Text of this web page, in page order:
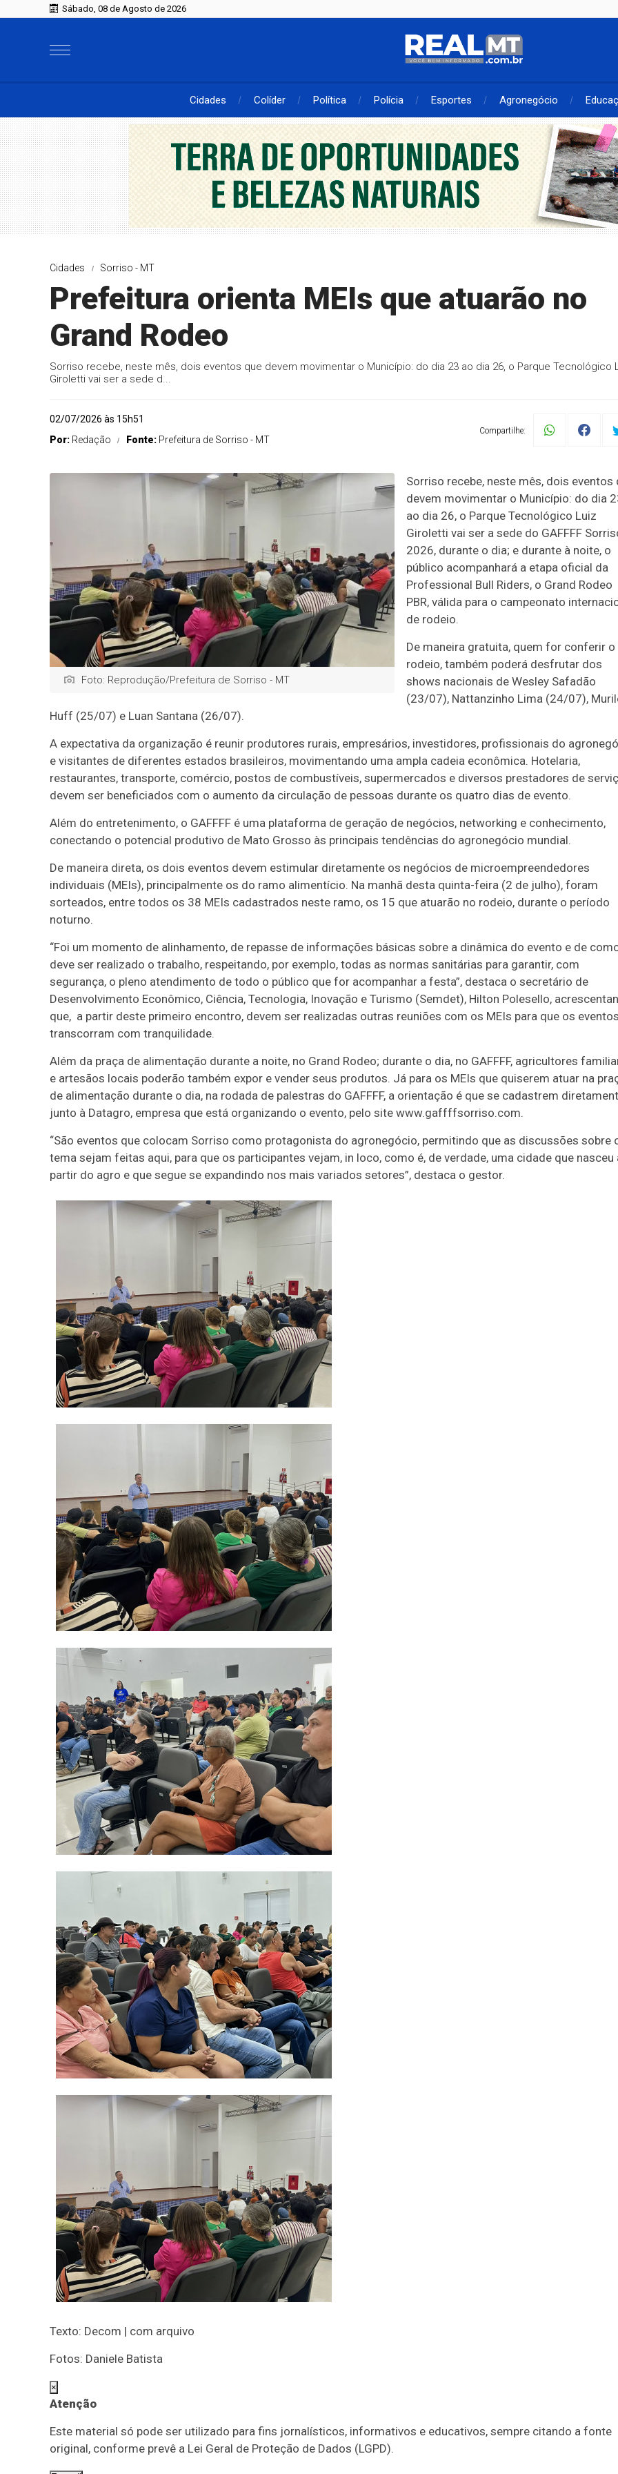
Sábado, 08 de Agosto de 2026
Cidades Colíder Política Polícia Esportes Agronegócio
Cidades Sorriso - MT
Prefeitura orienta MEIs que atuarão no
Grand Rodeo
Sorriso recebe, neste mês, dois eventos que devem movimentar o Município: do dia 23 ao dia 26, o Parque Tecnológico
Giroletti vai ser a sede d...
02/07/2026 às 15h51
Por: Redação Fonte: Prefeitura de Sorriso - MT
Compartilhe:
Foto: Reprodução/Prefeitura de Sorriso - MT
Sorriso recebe, neste mês, dois eventos
devem movimentar o Município: do dia
ao dia 26, o Parque Tecnológico Luiz
Giroletti vai ser a sede do GAFFFF
2026, durante o dia; e durante à noite, o
público acompanhará a etapa oficial da
Professional Bull Riders, o Grand Rodeo
PBR, válida para o campeonato
de rodeio.
De maneira gratuita, quem for conferir o
rodeio, também poderá desfrutar dos
shows nacionais de Wesley Safadão
(23/07), Nattanzinho Lima (24/07),
Huff (25/07) e Luan Santana (26/07).
A expectativa da organização é reunir produtores rurais, empresários, investidores, profissionais do
e visitantes de diferentes estados brasileiros, movimentando uma ampla cadeia econômica. Hotelaria,
restaurantes, transporte, comércio, postos de combustíveis, supermercados e diversos prestadores de
devem ser beneficiados com o aumento da circulação de pessoas durante os quatro dias de evento.
Além do entretenimento, o GAFFFF é uma plataforma de geração de negócios, networking e conhecimento,
conectando o potencial produtivo de Mato Grosso às principais tendências do agronegócio mundial.
De maneira direta, os dois eventos devem estimular diretamente os negócios de microempreendedores
individuais (MEIs), principalmente os do ramo alimentício. Na manhã desta quinta-feira (2 de julho), foram
sorteados, entre todos os 38 MEIs cadastrados neste ramo, os 15 que atuarão no rodeio, durante o período
noturno.
“Foi um momento de alinhamento, de repasse de informações básicas sobre a dinâmica do evento e de
deve ser realizado o trabalho, respeitando, por exemplo, todas as normas sanitárias para garantir, com
segurança, o pleno atendimento de todo o público que for acompanhar a festa”, destaca o secretário de
Desenvolvimento Econômico, Ciência, Tecnologia, Inovação e Turismo (Semdet), Hilton Polesello,
que, a partir deste primeiro encontro, devem ser realizadas outras reuniões com os MEIs para que os eventos
transcorram com tranquilidade.
Além da praça de alimentação durante a noite, no Grand Rodeo; durante o dia, no GAFFFF, agricultores
e artesãos locais poderão também expor e vender seus produtos. Já para os MEIs que quiserem atuar na
de alimentação durante o dia, na rodada de palestras do GAFFFF, a orientação é que se cadastrem
junto à Datagro, empresa que está organizando o evento, pelo site www.gaffffsorriso.com.
“São eventos que colocam Sorriso como protagonista do agronegócio, permitindo que as discussões sobre
tema sejam feitas aqui, para que os participantes vejam, in loco, como é, de verdade, uma cidade que nasceu
partir do agro e que segue se expandindo nos mais variados setores”, destaca o gestor.
Texto: Decom | com arquivo
Fotos: Daniele Batista
×
Atenção
Este material só pode ser utilizado para fins jornalísticos, informativos e educativos, sempre citando a fonte
original, conforme prevê a Lei Geral de Proteção de Dados (LGPD).